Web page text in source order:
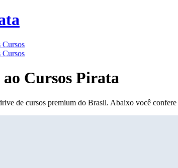
Cursos
Cursos
Cursos Pirata
de cursos premium do Brasil. Abaixo você